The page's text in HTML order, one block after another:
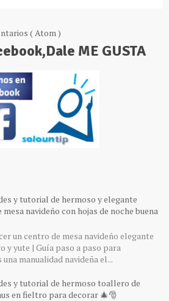
( Atom )
ME GUSTA
y tutorial de hermoso y elegante
navideño con hojas de noche buena
un centro de mesa navideño elegante
y yute | Guía paso a paso para
manualidad navideña el...
y tutorial de hermoso toallero de
en fieltro para decorar 🎄🎅